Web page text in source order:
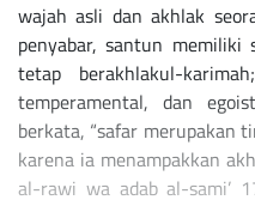
wajah asli dan akhlak
penyabar, santun memiliki
tetap berakhlakul-
temperamental, dan
berkata, “safar merupakan
karena ia menampakkan
al-rawi wa adab al-sami’